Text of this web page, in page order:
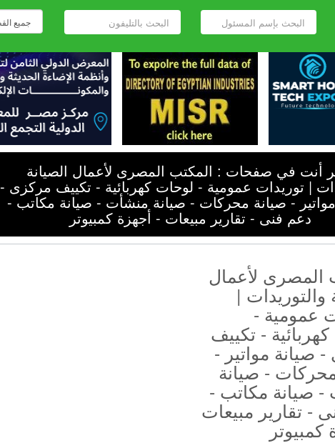
أنت في صفحات : المكتب المصرى لأعمال الصيانة
| توريدات عمومية - لوحات كهربائية - تكييف مركزى -
- صيانة محركات - صيانة منشأت - صيانة مكاتب -
دعم فنى - تقارير مبيعات - أجهزة كمبيوتر
المصرى لأعمال
والتوريدات |
عمومية -
- تكييف
صيانة مواتير -
- صيانة
صيانة مكاتب -
- تقارير مبيعات
كمبيوتر